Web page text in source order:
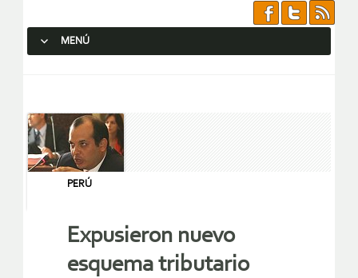
MENÚ
PERÚ
Expusieron nuevo
esquema tributario